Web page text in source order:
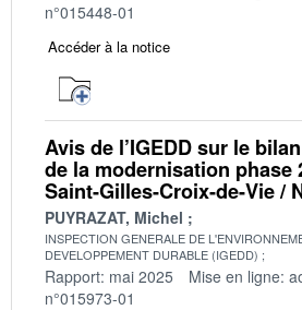
n°015448-01
Accéder à la notice
Avis de l’IGEDD sur le
de la modernisation phase
Saint-Gilles-Croix-de-Vie /
PUYRAZAT, Michel
INSPECTION GENERALE DE
DEVELOPPEMENT DURABLE (IGEDD)
Rapport: mai 2025 Mise en ligne:
n°015973-01